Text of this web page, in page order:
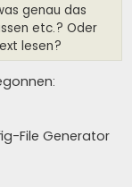
genau das
etc.? Oder
lesen?
File Generator